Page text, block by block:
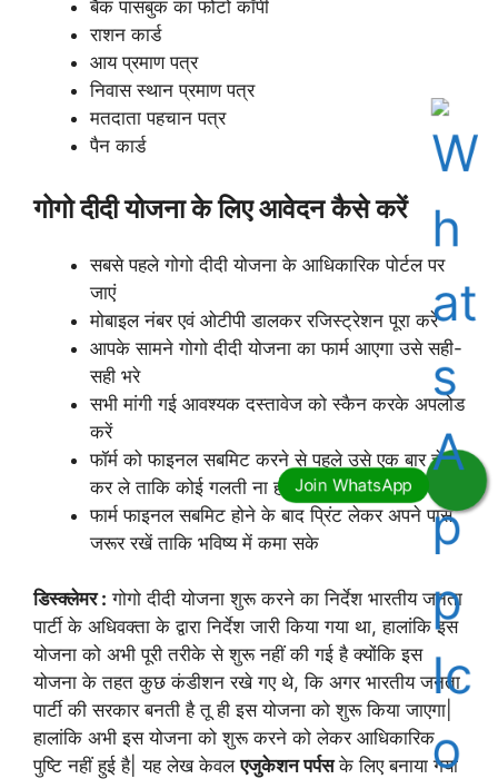
बैंक पासबुक का फोटो कॉपी
राशन कार्ड
आय प्रमाण पत्र
निवास स्थान प्रमाण पत्र
मतदाता पहचान पत्र
पैन कार्ड
गोगो दीदी योजना के लिए आवेदन कैसे करें
सबसे पहले गोगो दीदी योजना के आधिकारिक पोर्टल पर
जाएं
मोबाइल नंबर एवं ओटीपी डालकर रजिस्ट्रेशन पूरा करें
आपके सामने गोगो दीदी योजना का फार्म आएगा उसे सही-
सही भरे
सभी मांगी गई आवश्यक दस्तावेज को स्कैन करके अपलोड
करें
फॉर्म को फाइनल सबमिट करने से पहले उसे एक बार चेक
कर ले ताकि कोई गलती ना हो
फार्म फाइनल सबमिट होने के बाद प्रिंट लेकर अपने पास
जरूर रखें ताकि भविष्य में कमा सके
डिस्क्लेमर : गोगो दीदी योजना शुरू करने का निर्देश भारतीय जनता
पार्टी के अधिवक्ता के द्वारा निर्देश जारी किया गया था, हालांकि इस
योजना को अभी पूरी तरीके से शुरू नहीं की गई है क्योंकि इस
योजना के तहत कुछ कंडीशन रखे गए थे, कि अगर भारतीय जनता
पार्टी की सरकार बनती है तू ही इस योजना को शुरू किया जाएगा|
हालांकि अभी इस योजना को शुरू करने को लेकर आधिकारिक
पुष्टि नहीं हुई है| यह लेख केवलएजुकेशन पर्पसके लिए बनाया गया